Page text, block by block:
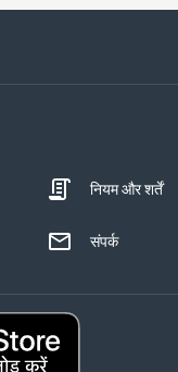
नियम और शर्तें
संपर्क